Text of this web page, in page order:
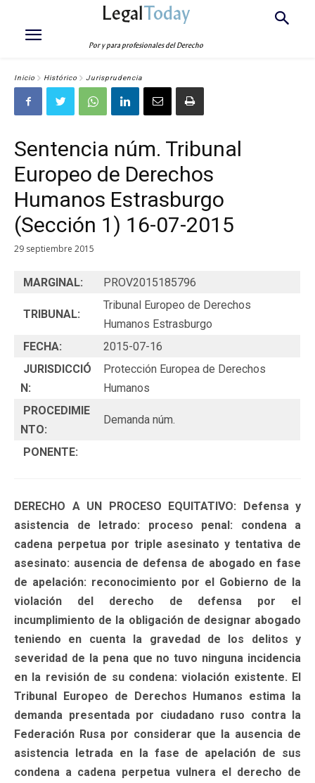
LegalToday
Por y para profesionales del Derecho
Inicio Histórico Jurisprudencia
Sentencia núm. Tribunal
Europeo de Derechos
Humanos Estrasburgo
(Sección 1) 16-07-2015
29 septiembre 2015
MARGINAL: PROV2015185796
TRIBUNAL:
Tribunal Europeo de Derechos
Humanos Estrasburgo
FECHA:
2015-07-16
JURISDICCIÓ
N:
Protección Europea de Derechos
Humanos
PROCEDIMIE
NTO:
Demanda núm.
PONENTE:
DERECHO A UN PROCESO EQUITATIVO: Defensa y
asistencia de letrado: proceso penal: condena a
cadena perpetua por triple asesinato y tentativa de
asesinato: ausencia de defensa de abogado en fase
de apelación: reconocimiento por el Gobierno de la
violación del derecho de defensa por el
incumplimiento de la obligación de designar abogado
teniendo en cuenta la gravedad de los delitos y
severidad de la pena que no tuvo ninguna incidencia
en la revisión de su condena: violación existente. El
Tribunal Europeo de Derechos Humanos estima la
demanda presentada por ciudadano ruso contra la
Federación Rusa por considerar que la ausencia de
asistencia letrada en la fase de apelación de sus
condena a cadena perpetua vulnera el derecho de